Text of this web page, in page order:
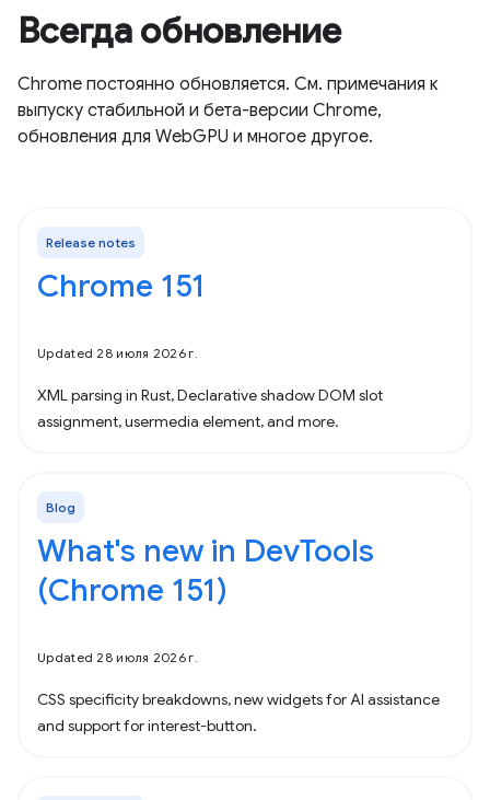
Всегда обновление
Chrome постоянно обновляется. См. примечания к
выпуску стабильной и бета-версии Chrome,
обновления для WebGPU и многое другое.
Release notes
Chrome 151
Updated 28 июля 2026 г.
XML parsing in Rust, Declarative shadow DOM slot
assignment, usermedia element, and more.
Blog
What's new in DevTools
(Chrome 151)
Updated 28 июля 2026 г.
CSS specificity breakdowns, new widgets for AI assistance
and support for interest-button.